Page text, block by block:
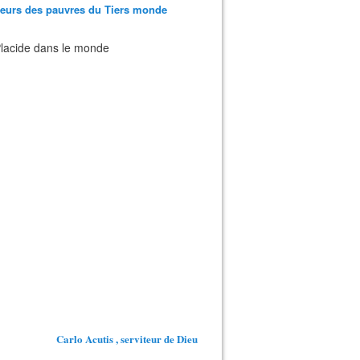
des pauvres du Tiers monde
dans le monde
Carlo Acutis , serviteur de Dieu